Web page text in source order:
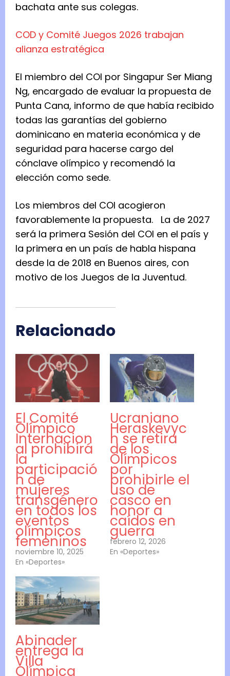
bachata ante sus colegas.
COD y Comité Juegos 2026 trabajan
alianza estratégica
El miembro del COI por Singapur Ser Miang
Ng, encargado de evaluar la propuesta de
Punta Cana, informo de que había recibido
todas las garantías del gobierno
dominicano en materia económica y de
seguridad para hacerse cargo del
cónclave olímpico y recomendó la
elección como sede.
Los miembros del COI acogieron
favorablemente la propuesta. La de 2027
será la primera Sesión del COI en el país y
la primera en un país de habla hispana
desde la de 2018 en Buenos aires, con
motivo de los Juegos de la Juventud.
Relacionado
El Comité
Olímpico
Internacion
al prohibirá
la
participació
n de
mujeres
transgénero
en todos los
eventos
olímpicos
femeninos
noviembre 10, 2025
En «Deportes»
Ucraniano
Heraskevyc
h se retira
de los
Olímpicos
por
prohibirle el
uso de
casco en
honor a
caídos en
guerra
febrero 12, 2026
En «Deportes»
Abinader
entrega la
Villa
Olímpica